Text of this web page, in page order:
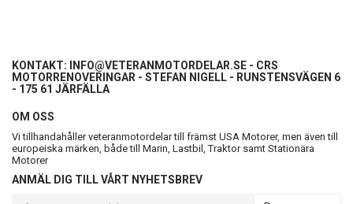
KONTAKT: INFO@VETERANMOTORDELAR.SE - CRS
MOTORRENOVERINGAR - STEFAN NIGELL - RUNSTENSVÄGEN 6
- 175 61 JÄRFÄLLA
OM OSS
Vi tillhandahåller veteranmotordelar till främst USA Motorer, men även till
europeiska märken, både till Marin, Lastbil, Traktor samt Stationära
Motorer
ANMÄL DIG TILL VÅRT NYHETSBREV